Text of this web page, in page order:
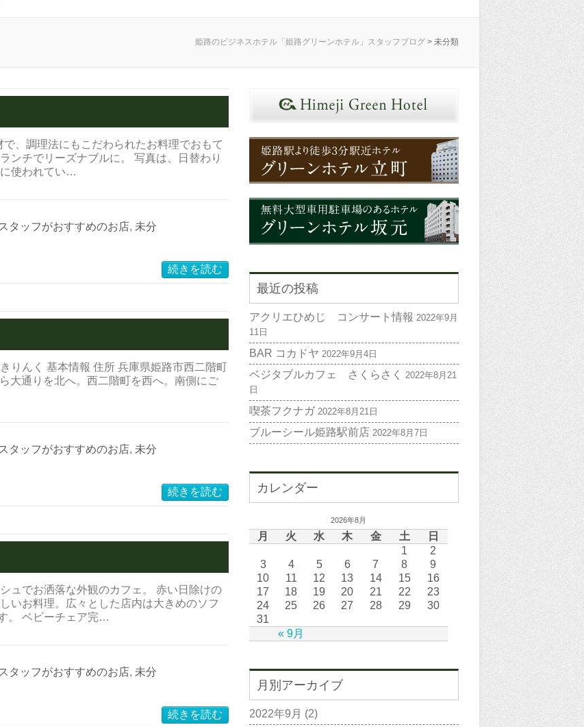
姫路のビジネスホテル「姫路グリーンホテル」スタッフブログ > 未分類
、調理法にもこだわられたお料理でおもて
ンチでリーズナブルに。 写真は、日替わり
使われてい…
タッフがおすすめのお店, 未分
続きを読む
りんく 基本情報 住所 兵庫県姫路市西二階町
大通りを北へ。西二階町を西へ。南側にご
タッフがおすすめのお店, 未分
続きを読む
ュでお洒落な外観のカフェ。 赤い日除けの
いお料理。広々とした店内は大きめのソフ
。 ベビーチェア完…
タッフがおすすめのお店, 未分
続きを読む
最近の投稿
アクリエひめじ コンサート情報 2022年9月
11日
BAR コカドヤ 2022年9月4日
ベジタブルカフェ さくらさく
2022年8月21
日
喫茶フクナガ 2022年8月21日
ブルーシール姫路駅前店 2022年8月7日
カレンダー
2026年8月
月 火 水 木 金 土 日
« 9月
1
2
3
4 5 6 7 8
9
10
11 12 13 14 15
16
17
18 19 20 21 22
23
24
25 26 27 28 29
30
31
月別アーカイブ
2022年9月 (2)